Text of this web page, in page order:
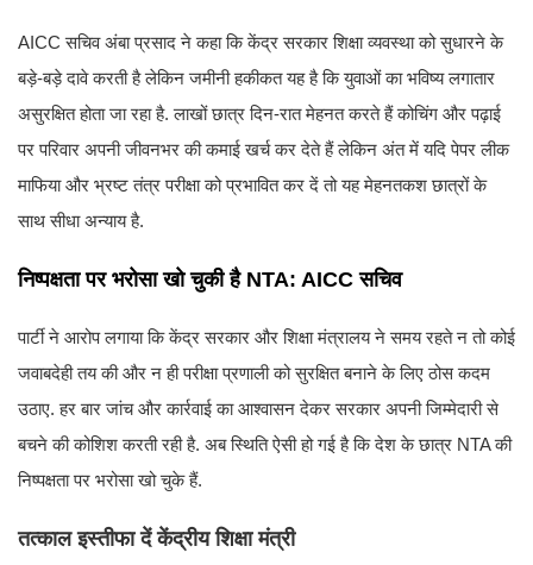
AICC सचिव अंबा प्रसाद ने कहा कि केंद्र सरकार शिक्षा व्यवस्था को सुधारने के
बड़े-बड़े दावे करती है लेकिन जमीनी हकीकत यह है कि युवाओं का भविष्य लगातार
असुरक्षित होता जा रहा है. लाखों छात्र दिन-रात मेहनत करते हैं कोचिंग और पढ़ाई
पर परिवार अपनी जीवनभर की कमाई खर्च कर देते हैं लेकिन अंत में यदि पेपर लीक
माफिया और भ्रष्ट तंत्र परीक्षा को प्रभावित कर दें तो यह मेहनतकश छात्रों के
साथ सीधा अन्याय है.
निष्पक्षता पर भरोसा खो चुकी है NTA: AICC सचिव
पार्टी ने आरोप लगाया कि केंद्र सरकार और शिक्षा मंत्रालय ने समय रहते न तो कोई
जवाबदेही तय की और न ही परीक्षा प्रणाली को सुरक्षित बनाने के लिए ठोस कदम
उठाए. हर बार जांच और कार्रवाई का आश्वासन देकर सरकार अपनी जिम्मेदारी से
बचने की कोशिश करती रही है. अब स्थिति ऐसी हो गई है कि देश के छात्र NTA की
निष्पक्षता पर भरोसा खो चुके हैं.
तत्काल इस्तीफा दें केंद्रीय शिक्षा मंत्री